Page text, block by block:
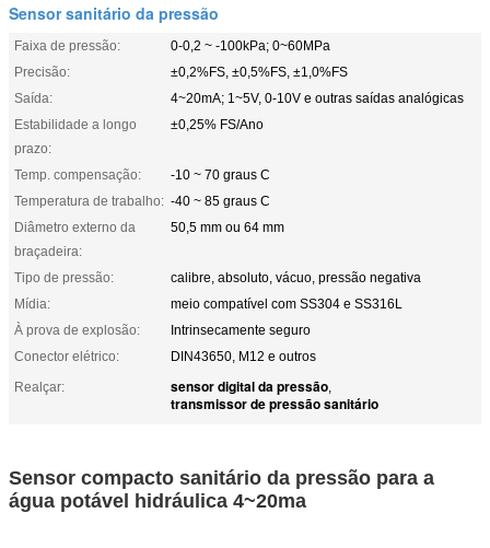
Sensor sanitário da pressão
Faixa de pressão:
0-0,2 ~ -100kPa; 0~60MPa
Precisão:
±0,2%FS, ±0,5%FS, ±1,0%FS
Saída:
4~20mA; 1~5V, 0-10V e outras saídas analógicas
Estabilidade a longo
prazo:
±0,25% FS/Ano
Temp. compensação:
-10 ~ 70 graus C
Temperatura de trabalho: -40 ~ 85 graus C
Diâmetro externo da
braçadeira:
50,5 mm ou 64 mm
Tipo de pressão:
calibre, absoluto, vácuo, pressão negativa
Mídia:
meio compatível com SS304 e SS316L
À prova de explosão:
Intrinsecamente seguro
Conector elétrico:
DIN43650, M12 e outros
Realçar:
sensor digital da pressão,
transmissor de pressão sanitário
Sensor compacto sanitário da pressão para a
água potável hidráulica 4~20ma